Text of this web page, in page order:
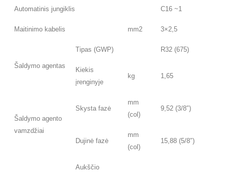
Automatinis jungiklis C16 ~1
Maitinimo kabelis mm2 3×2,5
Šaldymo agentas
Tipas (GWP) R32 (675)
Kiekis
įrenginyje
kg 1,65
Šaldymo agento
vamzdžiai
Skysta fazė
mm
(col)
9,52 (3/8″)
Dujinė fazė
mm
(col)
15,88 (5/8″)
Aukščio